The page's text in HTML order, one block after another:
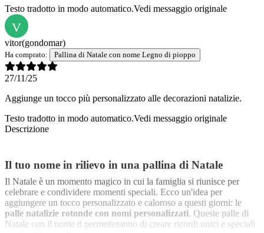
Testo tradotto in modo automatico.Vedi messaggio originale
V
vitor(gondomar)
Ha comprato: Pallina di Natale con nome Legno di pioppo
27/11/25
Aggiunge un tocco più personalizzato alle decorazioni natalizie.
Testo tradotto in modo automatico.Vedi messaggio originale
Descrizione
Il tuo nome in rilievo in una pallina di Natale
Il Natale è un momento magico in cui la famiglia si riunisce per
celebrare e condividere momenti speciali. Ecco un'idea per
aggiungere un tocco personalizzato e caloroso a questi giorni: le
palle natalizie rotonde con nomi personalizzati. Queste palle di
Natale con il nome ti permetteranno di creare ricordi unici e speciali